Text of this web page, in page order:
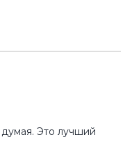
Это лучший